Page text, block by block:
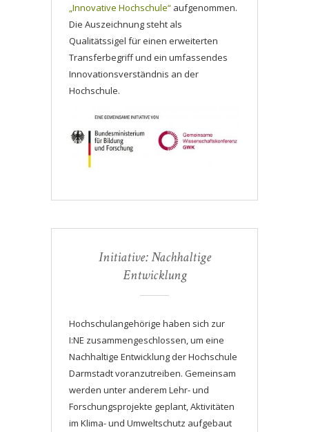
„Innovative Hochschule“ aufgenommen.
Die Auszeichnung steht als
Qualitätssigel für einen erweiterten
Transferbegriff und ein umfassendes
Innovationsverständnis an der
Hochschule.
Initiative: Nachhaltige
Entwicklung
Hochschulangehörige haben sich zur
I:NE zusammengeschlossen, um eine
Nachhaltige Entwicklung der Hochschule
Darmstadt voranzutreiben. Gemeinsam
werden unter anderem Lehr- und
Forschungsprojekte geplant, Aktivitäten
im Klima- und Umweltschutz aufgebaut